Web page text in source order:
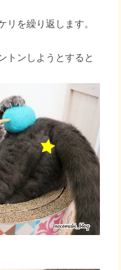
リを繰り返します。
トンしようとすると